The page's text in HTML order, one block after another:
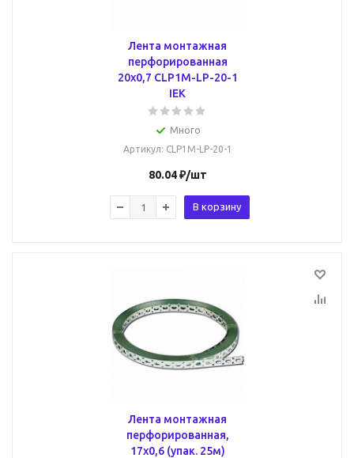
Лента монтажная
перфорированная
20х0,7 CLP1M-LP-20-1
IEK
Много
Артикул: CLP1M-LP-20-1
80.04₽/шт
В корзину
Лента монтажная
перфорированная,
17х0,6 (упак. 25м)